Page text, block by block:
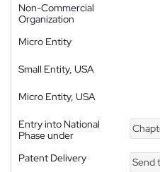
Non-Commercial
Organization
Micro Entity
Small Entity, USA
Micro Entity, USA
Entry into National
Phase under
Patent Delivery Send